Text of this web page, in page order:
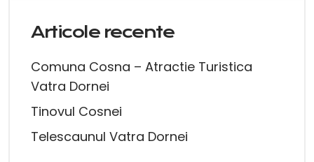
Articole recente
Comuna Cosna – Atractie Turistica
Vatra Dornei
Tinovul Cosnei
Telescaunul Vatra Dornei